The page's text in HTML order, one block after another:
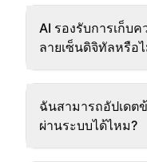
AI รองรับการเก็บ
ลายเซ็นดิจิทัลหรือ
ฉันสามารถอัปเดต
ผ่านระบบได้ไหม?